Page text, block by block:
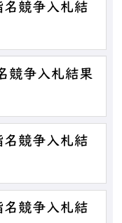
競争入札結
競争入札結果
競争入札結
競争入札結